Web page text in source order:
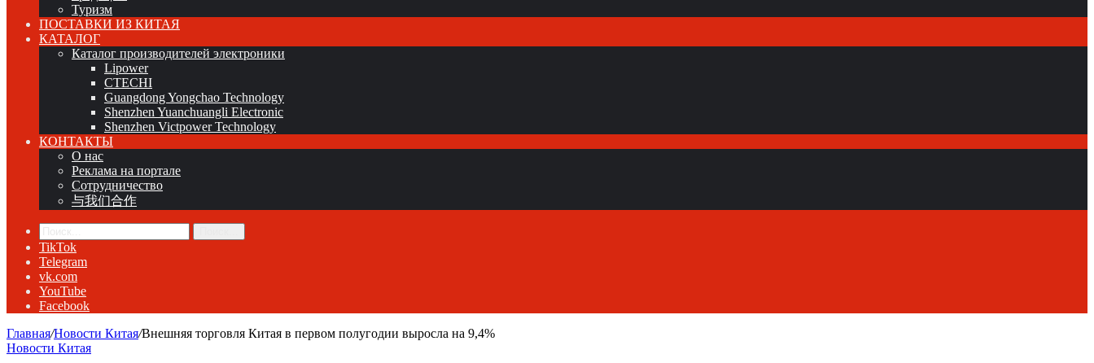
Туризм
ПОСТАВКИ ИЗ КИТАЯ
КАТАЛОГ
Каталог производителей электроники
Lipower
CTECHI
Guangdong Yongchao Technology
Shenzhen Yuanchuangli Electronic
Shenzhen Victpower Technology
КОНТАКТЫ
О нас
Реклама на портале
Сотрудничество
与我们合作
TikTok
Telegram
vk.com
YouTube
Facebook
Главная/Новости Китая/Внешняя торговля Китая в первом полугодии выросла на 9,4%
Новости Китая